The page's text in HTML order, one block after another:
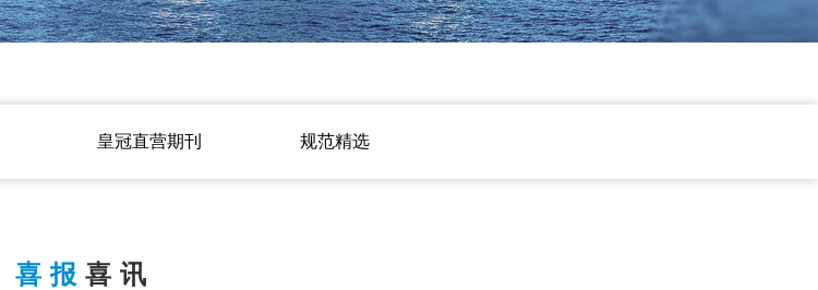
皇冠直营期刊 规范精选
喜报 喜讯